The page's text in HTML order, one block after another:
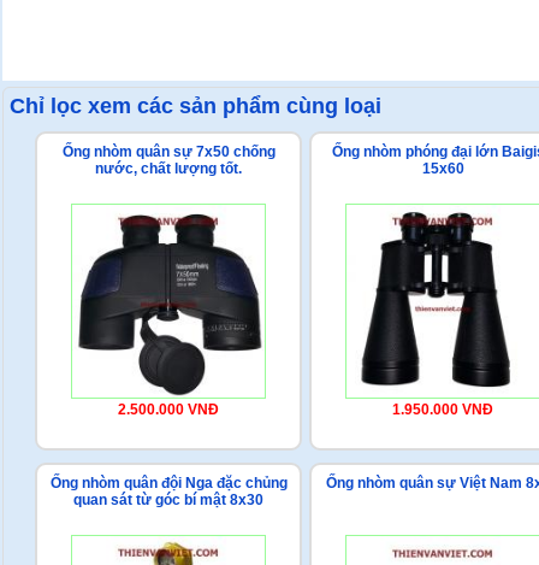
Chỉ lọc xem các sản phẩm cùng loại
Ống nhòm quân sự 7x50 chống
nước, chất lượng tốt.
2.500.000 VNĐ
Ống nhòm phóng đại lớn
15x60
1.950.000 VNĐ
Ống nhòm quân đội Nga đặc chủng
quan sát từ góc bí mật 8x30
Ống nhòm quân sự Việt Nam